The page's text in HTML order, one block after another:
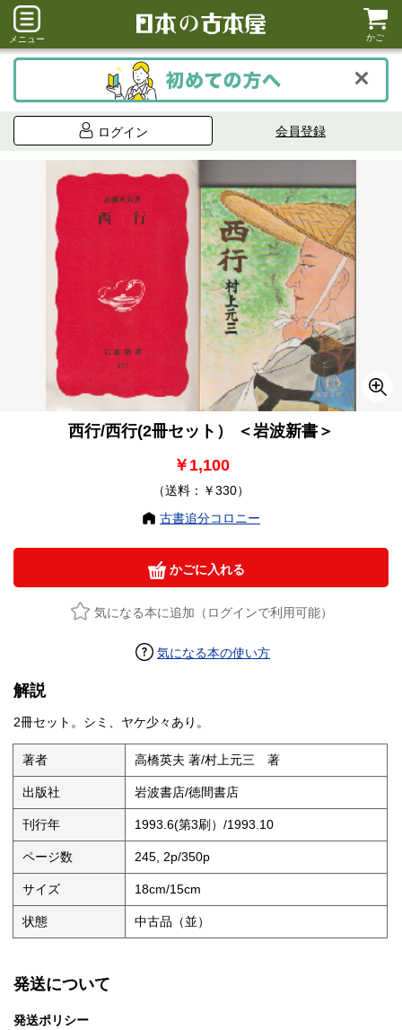
メニュー かご
ログイン 会員登録
西行/西行(2冊セット） ＜岩波新書＞
￥1,100
（送料：￥330）
古書追分コロニー
かごに入れる
気になる本に追加（ログインで利用可能）
気になる本の使い方
解説
2冊セット。シミ、ヤケ少々あり。
著者 高橋英夫 著/村上元三 著
出版社 岩波書店/徳間書店
刊行年 1993.6(第3刷）/1993.10
ページ数 245, 2p/350p
サイズ 18cm/15cm
状態 中古品（並）
発送について
発送ポリシー